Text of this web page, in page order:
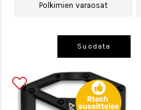
Polkimien varaosat
Suodata